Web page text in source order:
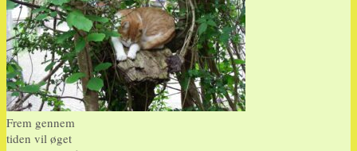
Frem gennem
tiden vil øget